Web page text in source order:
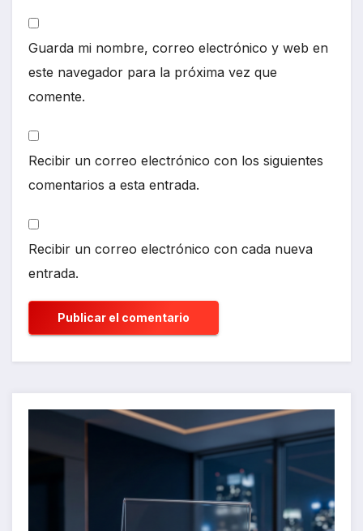
Guarda mi nombre, correo electrónico y web en
este navegador para la próxima vez que
comente.
Recibir un correo electrónico con los siguientes
comentarios a esta entrada.
Recibir un correo electrónico con cada nueva
entrada.